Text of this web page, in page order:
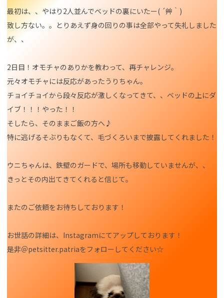
最初は、、やはり2人並んでベッドの裏にいたー( ´艸｀)
致し方ない。。とりあえず身の回りの事は全部やって失礼しました
が、、
2日目！オモチャのありかを教わって、再チャレンジ。
元々オモチャには反応があったうりちゃん。
チョイチョイから段々反応が激しくなってきて、、ベッドの上にダ
イブ！！！やった！！
そしたら、そのままご飯の方へ♪
特に逃げるそぶりもなくて、毛づくろいまで披露してくれました！
ウニちゃんは、鉄壁のガードで、場所も移動していませんが、、
きっとその内出てきてくれると信じて。
またのご依頼をお待ちしております！
お世話の詳細は、Instagramにてアップしております！
是非＠petsitter.patriaをフォローしてください☆